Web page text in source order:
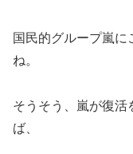
国民的グループ嵐に
ね。
そうそう、嵐が復活
ば、